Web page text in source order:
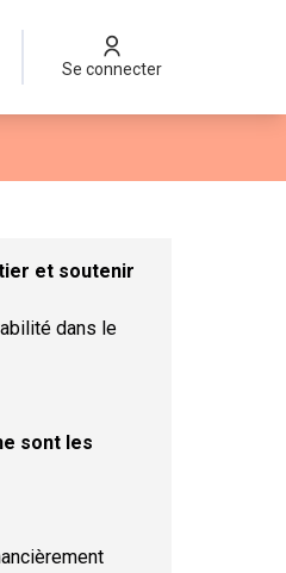
Se connecter
et soutenir
dans le
sont les